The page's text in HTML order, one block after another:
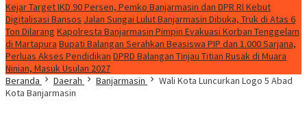
Kejar Target IKD 90 Persen, Pemko Banjarmasin dan DPR RI Kebut
Digitalisasi Bansos Jalan Sungai Lulut Banjarmasin Dibuka, Truk di Atas 6
Ton Dilarang Kapolresta Banjarmasin Pimpin Evakuasi Korban Tenggelam
di Martapura Bupati Balangan Serahkan Beasiswa PIP dan 1.000 Sarjana,
Perluas Akses Pendidikan DPRD Balangan Tinjau Titian Rusak di Muara
Ninian, Masuk Usulan 2027
Beranda
Daerah Banjarmasin
Wali Kota Luncurkan Logo 5 Abad
Kota Banjarmasin